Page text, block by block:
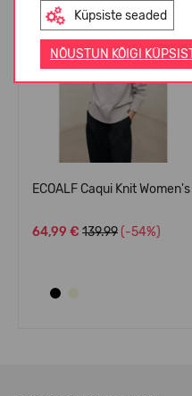
Küpsiste seaded
NÕUSTUN KÕIGI
ECOALF Caqui Knit Women's
64,99 € 139.99 (-54%)